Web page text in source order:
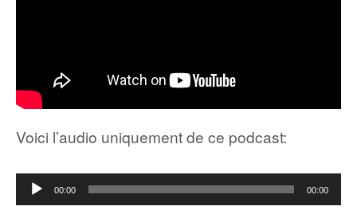
Voici l’audio uniquement de ce podcast:
Lecteur
00:00 00:00